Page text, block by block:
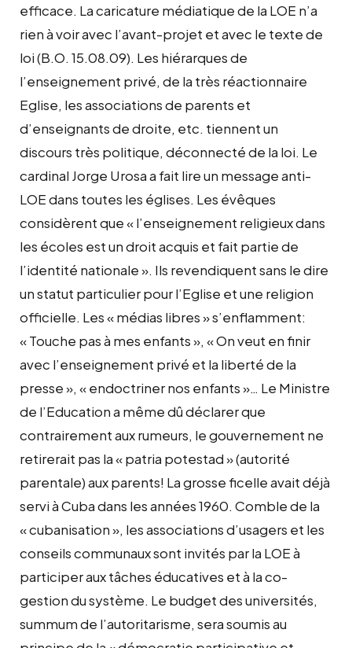
efficace. La caricature médiatique de la LOE n’a
rien à voir avec l’avant-projet et avec le texte de
loi (B.O. 15.08.09). Les hiérarques de
l’enseignement privé, de la très réactionnaire
Eglise, les associations de parents et
d’enseignants de droite, etc. tiennent un
discours très politique, déconnecté de la loi. Le
cardinal Jorge Urosa a fait lire un message anti-
LOE dans toutes les églises. Les évêques
considèrent que « l’enseignement religieux dans
les écoles est un droit acquis et fait partie de
l’identité nationale ». Ils revendiquent sans le dire
un statut particulier pour l’Eglise et une religion
officielle. Les « médias libres » s’enflamment:
« Touche pas à mes enfants », « On veut en finir
avec l’enseignement privé et la liberté de la
presse », « endoctriner nos enfants »… Le Ministre
de l’Education a même dû déclarer que
contrairement aux rumeurs, le gouvernement ne
retirerait pas la « patria potestad » (autorité
parentale) aux parents! La grosse ficelle avait déjà
servi à Cuba dans les années 1960. Comble de la
« cubanisation », les associations d’usagers et les
conseils communaux sont invités par la LOE à
participer aux tâches éducatives et à la co-
gestion du système. Le budget des universités,
summum de l’autoritarisme, sera soumis au